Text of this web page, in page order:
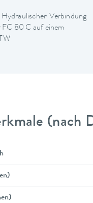
Verbindung
80 C auf einem
(nach